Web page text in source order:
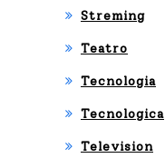
Streming
Teatro
Tecnologia
Tecnologica
Television